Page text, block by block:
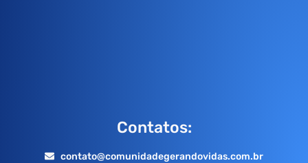
Contatos:
contato@comunidadegerandovidas.com.br